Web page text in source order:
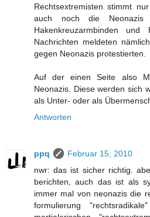
Rechtsextremisten stimmt
auch noch die
Hakenkreuzarmbinden und
Nachrichten meldeten
gegen Neonazis protestierten.
Auf der einen Seite also
Neonazis. Diese werden sich
als Unter- oder als
Antworten
ppq
Februar 15, 2010
nwr: das ist sicher richtig.
berichten, auch das ist als
immer mal von neonazis die
formulierung